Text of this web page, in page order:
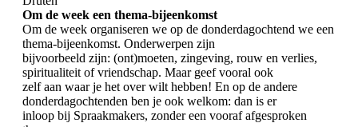
Om de week een thema-bijeenkomst
Om de week organiseren we op de donderdagochtend we een
thema-bijeenkomst. Onderwerpen zijn
bijvoorbeeld zijn: (ont)moeten, zingeving, rouw en verlies,
spiritualiteit of vriendschap. Maar geef vooral ook
zelf aan waar je het over wilt hebben! En op de andere
donderdagochtenden ben je ook welkom: dan is er
inloop bij Spraakmakers, zonder een vooraf afgesproken